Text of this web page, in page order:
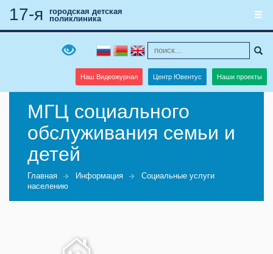
Наш Видеожурнал Центр Ювентус Наши проекты
17-я
городская детская
поликлиника
МГЦ социального
обслуживания семьи и
детей
Главная Информация
Социальные услуги
населению